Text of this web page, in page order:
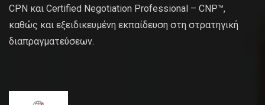
CPN και Certified Negotiation Professional – CNP™,
καθώς και εξειδικευμένη εκπαίδευση στη στρατηγική
διαπραγματεύσεων.